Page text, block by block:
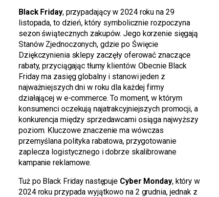
Black Friday, przypadający w 2024 roku na 29
listopada, to dzień, który symbolicznie rozpoczyna
sezon świątecznych zakupów. Jego korzenie sięgają
Stanów Zjednoczonych, gdzie po Święcie
Dziękczynienia sklepy zaczęły oferować znaczące
rabaty, przyciągając tłumy klientów. Obecnie Black
Friday ma zasięg globalny i stanowi jeden z
najważniejszych dni w roku dla każdej firmy
działającej w e-commerce. To moment, w którym
konsumenci oczekują najatrakcyjniejszych promocji, a
konkurencja między sprzedawcami osiąga najwyższy
poziom. Kluczowe znaczenie ma wówczas
przemyślana polityka rabatowa, przygotowanie
zaplecza logistycznego i dobrze skalibrowane
kampanie reklamowe.
Tuż po Black Friday następuje Cyber Monday, który w
2024 roku przypada wyjątkowo na 2 grudnia, jednak z